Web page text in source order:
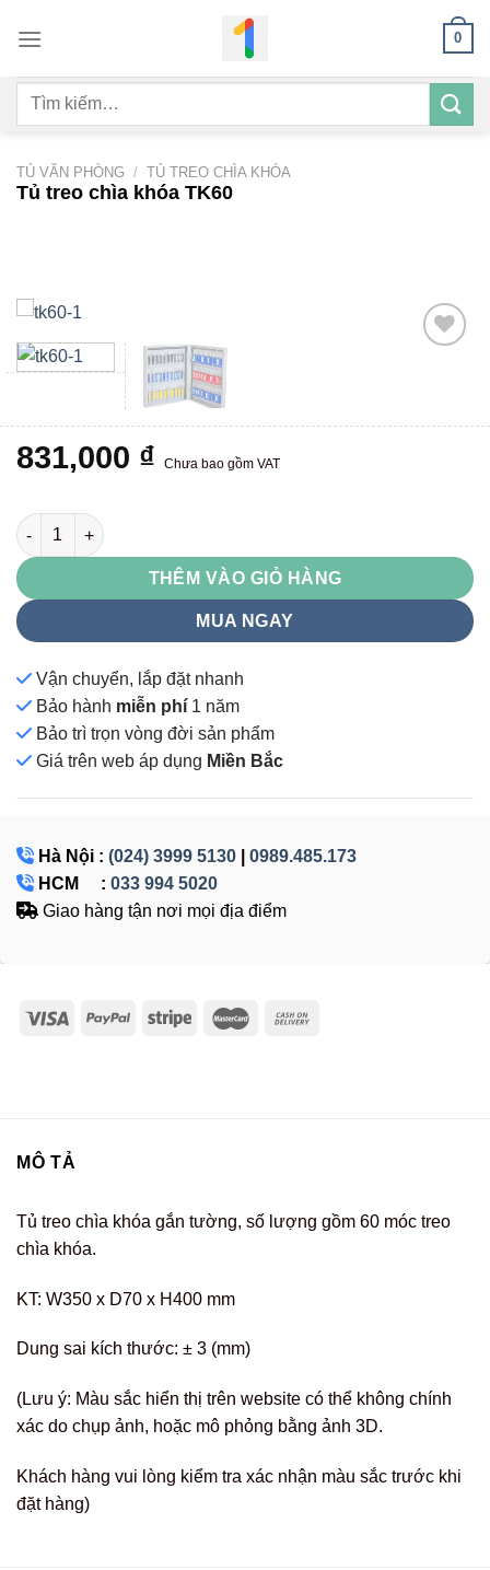
qua
dung
0
Tìm
TỦ VĂN PHÒNG / TỦ TREO CHÌA KHÓA
Tủ treo chìa khóa TK60
wishlist
831,000 ₫ Chưa bao gồm VAT
Tủ treo chìa khóa TK60 số lượng
THÊM VÀO GIỎ HÀNG
MUA NGAY
Vận chuyển, lắp đặt nhanh
Bảo hành miễn phí 1 năm
Bảo trì trọn vòng đời sản phẩm
Giá trên web áp dụng Miền Bắc
Hà Nội : (024) 3999 5130
0989.485.173
HCM : 033 994 5020
Giao hàng tận nơi mọi địa điểm
MÔ TẢ
Tủ treo chìa khóa gắn tường, số lượng gồm 60 móc treo
chìa khóa.
KT: W350 x D70 x H400 mm
Dung sai kích thước: ± 3 (mm)
(Lưu ý: Màu sắc hiển thị trên website có thể không chính
xác do chụp ảnh, hoặc mô phỏng bằng ảnh 3D.
Khách hàng vui lòng kiểm tra xác nhận màu sắc trước khi
đặt hàng)